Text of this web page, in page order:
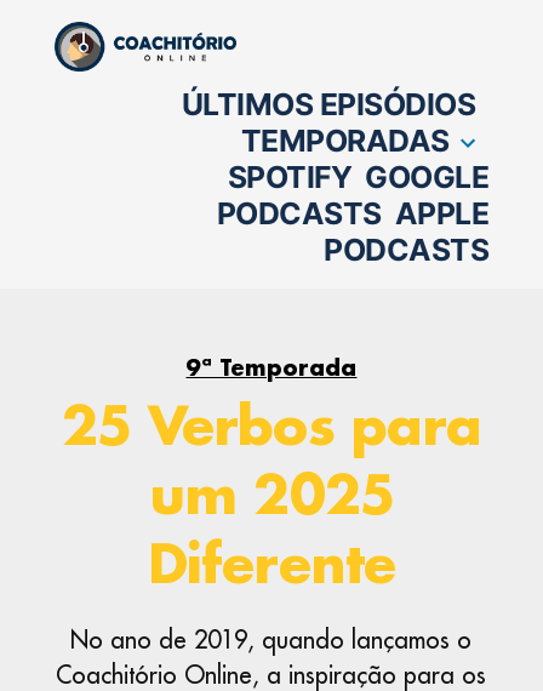
ÚLTIMOS EPISÓDIOS
TEMPORADAS
SPOTIFY GOOGLE
PODCASTS APPLE
PODCASTS
9ª Temporada
25 Verbos para
um 2025
Diferente
No ano de 2019, quando lançamos o
Coachitório Online, a inspiração para os